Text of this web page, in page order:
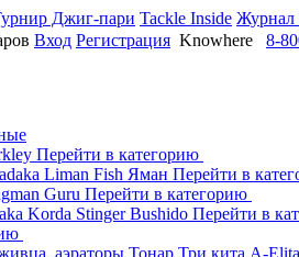
Джиг-пари Tackle Inside Журнал
Вход Регистрация Knowhere
8-
Перейти в категорию
Liman Fish Яман Перейти в
Guru Перейти в категорию
Korda StingerBushido Перейти в
аэраторы Тонар Три кита A-Elita